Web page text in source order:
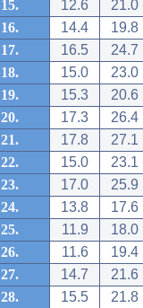
15.
12.6
21.0
16.
14.4
19.8
17.
16.5
24.7
18.
15.0
23.0
19.
15.3
20.6
20.
17.3
26.4
21.
17.8
27.1
22.
15.0
23.1
23.
17.0
25.9
24.
13.8
17.6
25.
11.9
18.0
26.
11.6
19.4
27.
14.7
21.6
28.
15.5
21.8